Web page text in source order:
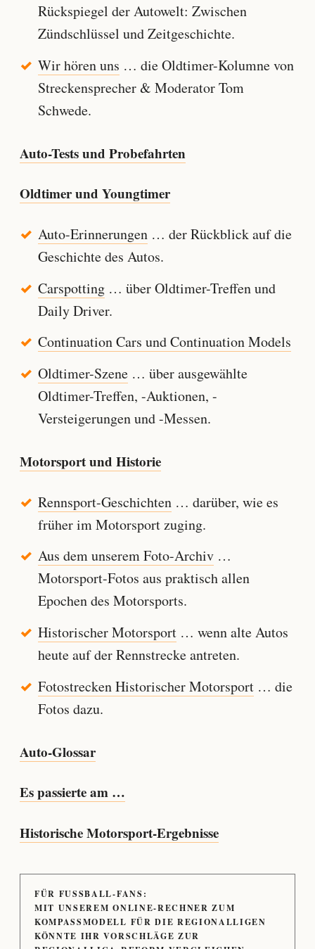
Rückspiegel der Autowelt: Zwischen
Zündschlüssel und Zeitgeschichte.
Wir hören uns … die Oldtimer-Kolumne von
Streckensprecher & Moderator Tom
Schwede.
Auto-Tests und Probefahrten
Oldtimer und Youngtimer
Auto-Erinnerungen… der Rückblick auf die
Geschichte des Autos.
Carspotting… über Oldtimer-Treffen und
Daily Driver.
Continuation Cars und Continuation Models
Oldtimer-Szene… über ausgewählte
Oldtimer-Treffen, -Auktionen, -
Versteigerungen und -Messen.
Motorsport und Historie
Rennsport-Geschichten… darüber, wie es
früher im Motorsport zuging.
Aus dem unserem Foto-Archiv…
Motorsport-Fotos aus praktisch allen
Epochen des Motorsports.
Historischer Motorsport… wenn alte Autos
heute auf der Rennstrecke antreten.
Fotostrecken Historischer Motorsport… die
Fotos dazu.
Auto-Glossar
Es passierte am …
Historische Motorsport-Ergebnisse
FÜR FUSSBALL-FANS:
MIT UNSEREM ONLINE-RECHNER ZUM
KOMPASSMODELL FÜR DIE REGIONALLIGEN
KÖNNTE IHR VORSCHLÄGE ZUR